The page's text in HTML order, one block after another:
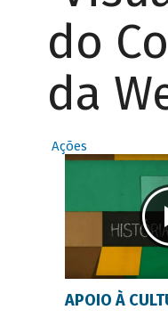
do
da
Ações
APOIO À